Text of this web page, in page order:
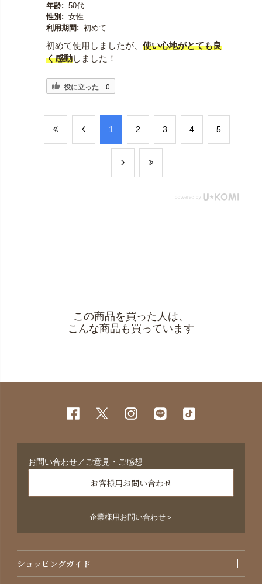
年齢: 50代
性別: 女性
利用期間: 初めて
初めて使用しましたが、 使い心地がとても良
く感動しました！
役に立った 0
​1 ​2 ​3 ​4 ​5
この商品を買った人は、
こんな商品も買っています
お問い合わせ／ご意見・ご感想
お客様用お問い合わせ
企業様用お問い合わせ＞
ショッピングガイド